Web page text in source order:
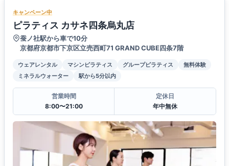
キャンペーン中
ピラティス カサネ四条烏丸店
蚕ノ社駅から車で10分
京都府京都市下京区立売西町71 GRAND CUBE四条7階
ウェアレンタル マシンピラティス グループピラティス
無料体験
ミネラルウォーター
駅から5分以内
営業時間
8:00〜21:00
定休日
年中無休